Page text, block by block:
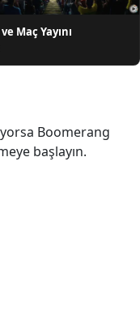
Maç Yayını
Boomerang
başlayın.